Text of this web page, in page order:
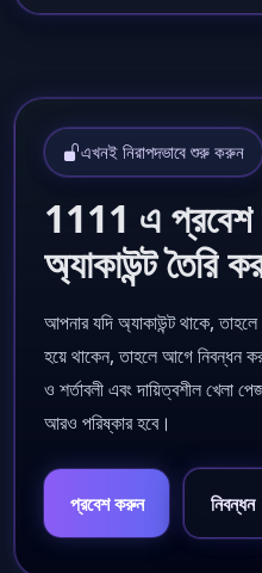
এখনই নিরাপদভাবে শুরু করুন
1111 এ প্রবেশ
অ্যাকাউন্ট তৈরি
আপনার যদি অ্যাকাউন্ট থাকে,
হয়ে থাকেন, তাহলে আগে নিবন্ধন
ও শর্তাবলী এবং দায়িত্বশীল খেলা
আরও পরিষ্কার হবে।
প্রবেশ করুন নিবন্ধন